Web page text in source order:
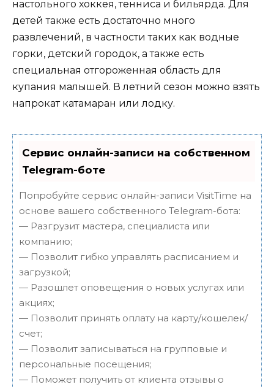
настольного хоккея, тенниса и бильярда. Для
детей также есть достаточно много
развлечений, в частности таких как водные
горки, детский городок, а также есть
специальная отгороженная область для
купания малышей. В летний сезон можно взять
напрокат катамаран или лодку.
Сервис онлайн-записи на собственном
Telegram-боте
Попробуйте сервис онлайн-записи VisitTime на
основе вашего собственного Telegram-бота:
— Разгрузит мастера, специалиста или
компанию;
— Позволит гибко управлять расписанием и
загрузкой;
— Разошлет оповещения о новых услугах или
акциях;
— Позволит принять оплату на карту/кошелек/
счет;
— Позволит записываться на групповые и
персональные посещения;
— Поможет получить от клиента отзывы о